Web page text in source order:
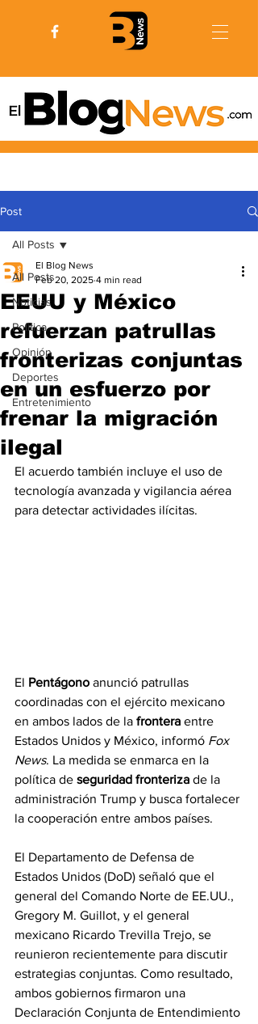
Post
All Posts
Noticias
Politica
Opinión
Deportes
Entretenimiento
All Posts
EEUU y México
refuerzan patrullas
fronterizas conjuntas
en un esfuerzo por
frenar la migración
ilegal
El Blog News
Feb 20, 2025 4 min read
El acuerdo también incluye el uso de
tecnología avanzada y vigilancia aérea
para detectar actividades ilícitas.
El Pentágono anunció patrullas
coordinadas con el ejército mexicano
en ambos lados de la frontera entre
Estados Unidos y México, informó Fox
News. La medida se enmarca en la
política de seguridad fronteriza de la
administración Trump y busca fortalecer
la cooperación entre ambos países.
El Departamento de Defensa de
Estados Unidos (DoD) señaló que el
general del Comando Norte de EE.UU.,
Gregory M. Guillot, y el general
mexicano Ricardo Trevilla Trejo, se
reunieron recientemente para discutir
estrategias conjuntas. Como resultado,
ambos gobiernos firmaron una
Declaración Conjunta de Entendimiento